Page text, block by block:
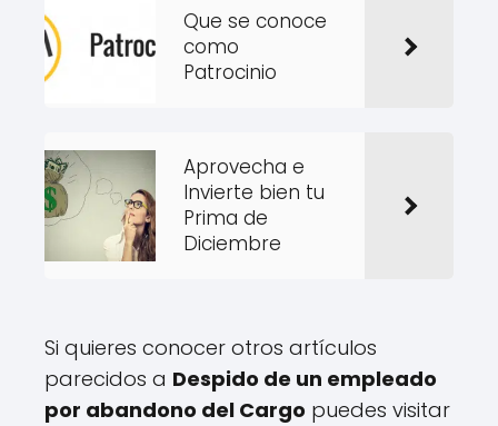
Que se conoce
como
Patrocinio
Aprovecha e
Invierte bien tu
Prima de
Diciembre
Si quieres conocer otros artículos
parecidos a Despido de un empleado
por abandono del Cargo puedes visitar